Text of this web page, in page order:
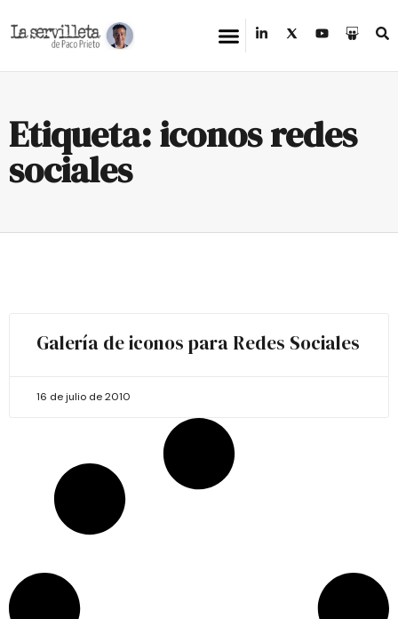
Etiqueta: iconos redes
sociales
Galería de iconos para Redes Sociales
16 de julio de 2010